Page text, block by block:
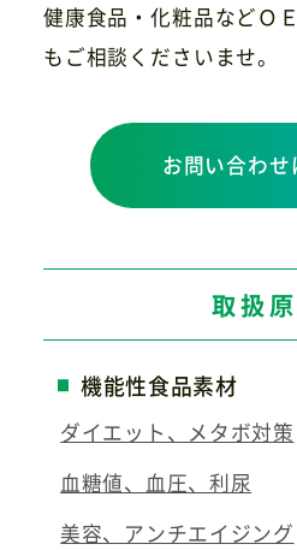
健康食品・化粧品などＯ
もご相談くださいませ。
お問い合わせ
取扱
機能性食品素材
ダイエット、メタボ対策
血糖値、血圧、利尿
美容、アンチエイジング